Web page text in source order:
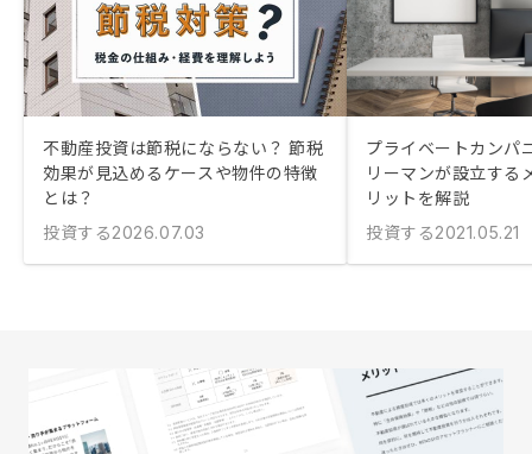
不動産投資は節税にならない？ 節税
効果が見込めるケースや物件の特徴
とは？
投資する2026.07.03
プライベートカンパ
リーマンが設立する
リットを解説
投資する2021.05.21